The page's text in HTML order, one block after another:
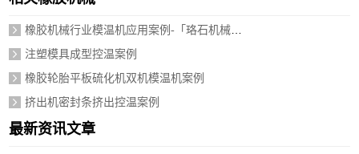
橡胶机械行业模温机应用案例-「珞石机械」视频介绍
注塑模具成型控温案例
橡胶轮胎平板硫化机双机模温机案例
挤出机密封条挤出控温案例
最新资讯文章